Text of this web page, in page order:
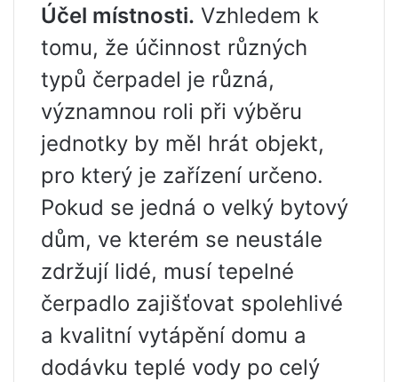
Účel místnosti. Vzhledem k
tomu, že účinnost různých
typů čerpadel je různá,
významnou roli při výběru
jednotky by měl hrát objekt,
pro který je zařízení určeno.
Pokud se jedná o velký bytový
dům, ve kterém se neustále
zdržují lidé, musí tepelné
čerpadlo zajišťovat spolehlivé
a kvalitní vytápění domu a
dodávku teplé vody po celý